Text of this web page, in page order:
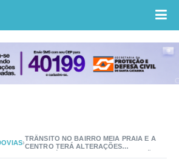
›
TRÂNSITO NO BAIRRO MEIA PRAIA E A
CENTRO TERÁ ALTERAÇÕES